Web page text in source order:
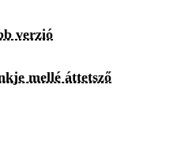
verzió
mellé áttetsző